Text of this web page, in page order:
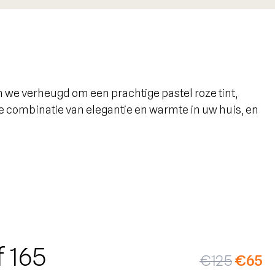
verheugd om een prachtige pastel roze tint,
van elegantie en warmte in uw huis, en
kan een gevoel van welzijn en ontspanning
Deze tint brengt een gevoel van licht en ruimte in
165 €125€65